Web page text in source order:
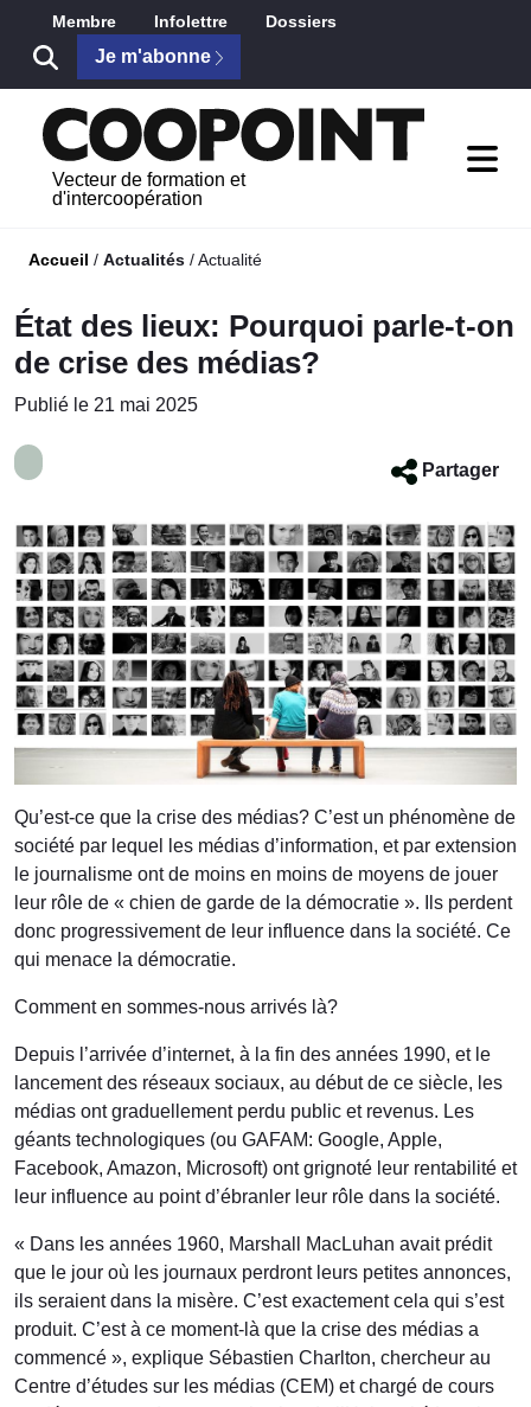
Saut au contenu principal
Membre Infolettre Dossiers
Je m'abonne
Vecteur de formation et
d'intercoopération
Accueil / Actualités /Actualité
État des lieux: Pourquoi parle-t-on
de crise des médias?
Publié le 21 mai 2025
Partager
Qu’est-ce que la crise des médias? C’est un phénomène de
société par lequel les médias d’information, et par extension
le journalisme ont de moins en moins de moyens de jouer
leur rôle de « chien de garde de la démocratie ». Ils perdent
donc progressivement de leur influence dans la société. Ce
qui menace la démocratie.
Comment en sommes-nous arrivés là?
Depuis l’arrivée d’internet, à la fin des années 1990, et le
lancement des réseaux sociaux, au début de ce siècle, les
médias ont graduellement perdu public et revenus. Les
géants technologiques (ou GAFAM: Google, Apple,
Facebook, Amazon, Microsoft) ont grignoté leur rentabilité et
leur influence au point d’ébranler leur rôle dans la société.
« Dans les années 1960, Marshall MacLuhan avait prédit
que le jour où les journaux perdront leurs petites annonces,
ils seraient dans la misère. C’est exactement cela qui s’est
produit. C’est à ce moment-là que la crise des médias a
commencé », explique Sébastien Charlton, chercheur au
Centre d’études sur les médias (CEM) et chargé de cours